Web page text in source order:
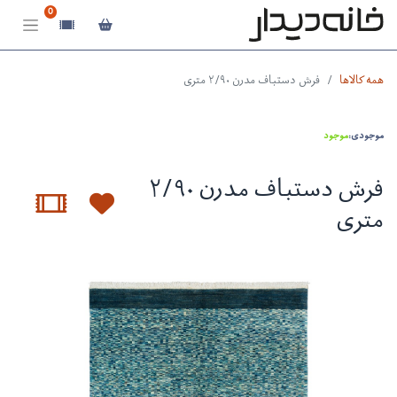
0
همه کالاها فرش دستباف مدرن ۲/۹۰ متری
موجودی:موجود
فرش دستباف مدرن ۲/۹۰
متری